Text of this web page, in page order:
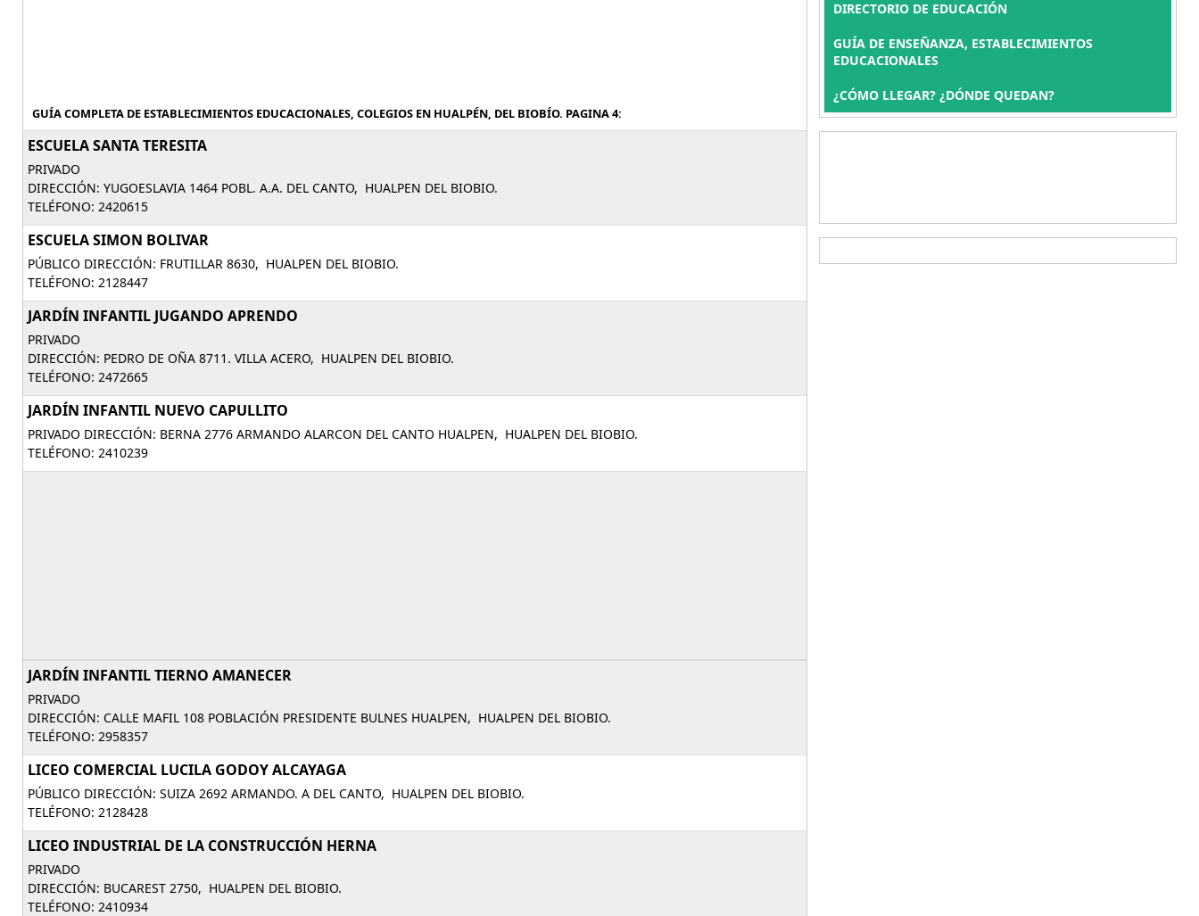
GUÍA COMPLETA DE ESTABLECIMIENTOS EDUCACIONALES, COLEGIOS EN HUALPÉN, DEL BIOBÍO. PAGINA 4:
ESCUELA SANTA TERESITA
PRIVADO
DIRECCIÓN: YUGOESLAVIA 1464 POBL. A.A. DEL CANTO, HUALPEN DEL BIOBIO.
TELÉFONO: 2420615
ESCUELA SIMON BOLIVAR
PÚBLICO DIRECCIÓN: FRUTILLAR 8630, HUALPEN DEL BIOBIO.
TELÉFONO: 2128447
JARDÍN INFANTIL JUGANDO APRENDO
PRIVADO
DIRECCIÓN: PEDRO DE OÑA 8711. VILLA ACERO, HUALPEN DEL BIOBIO.
TELÉFONO: 2472665
JARDÍN INFANTIL NUEVO CAPULLITO
PRIVADO DIRECCIÓN: BERNA 2776 ARMANDO ALARCON DEL CANTO HUALPEN, HUALPEN DEL BIOBIO.
TELÉFONO: 2410239
JARDÍN INFANTIL TIERNO AMANECER
PRIVADO
DIRECCIÓN: CALLE MAFIL 108 POBLACIÓN PRESIDENTE BULNES HUALPEN, HUALPEN DEL BIOBIO.
TELÉFONO: 2958357
LICEO COMERCIAL LUCILA GODOY ALCAYAGA
PÚBLICO DIRECCIÓN: SUIZA 2692 ARMANDO. A DEL CANTO, HUALPEN DEL BIOBIO.
TELÉFONO: 2128428
LICEO INDUSTRIAL DE LA CONSTRUCCIÓN HERNA
PRIVADO
DIRECCIÓN: BUCAREST 2750, HUALPEN DEL BIOBIO.
TELÉFONO: 2410934
DIRECTORIO DE EDUCACIÓN
GUÍA DE ENSEÑANZA, ESTABLECIMIENTOS
EDUCACIONALES
¿CÓMO LLEGAR? ¿DÓNDE QUEDAN?